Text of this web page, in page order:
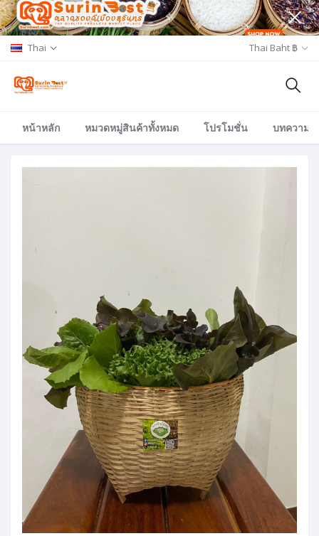
Thai Thai Baht ฿
หน้าหลัก หมวดหมู่สินค้าทั้งหมด โปรโมชั่น บทความ/